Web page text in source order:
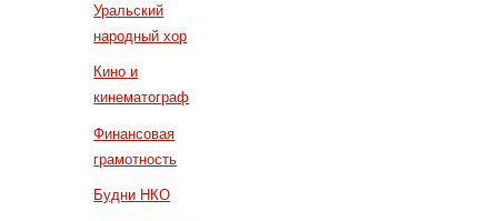
Уральский
народный хор
Кино и
кинематограф
Финансовая
грамотность
Будни НКО